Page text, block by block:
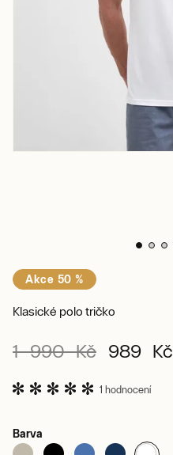
Akce 50 %
Klasické polo tričko
1 990 Kč 989 Kč
1 hodnocení
Barva